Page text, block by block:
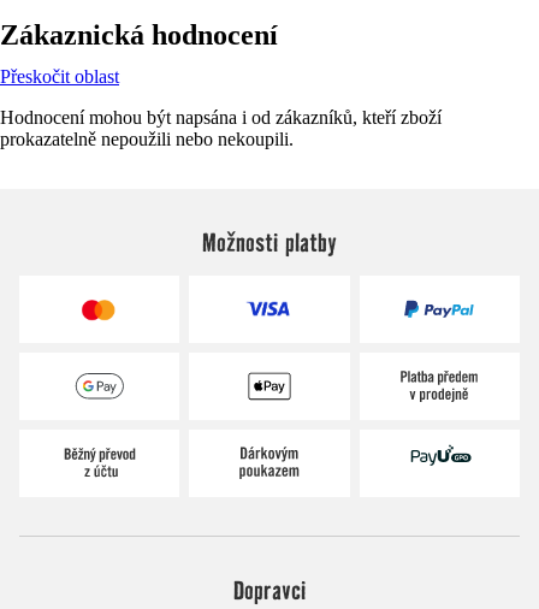
Zákaznická hodnocení
Přeskočit oblast
Hodnocení mohou být napsána i od zákazníků, kteří zboží
prokazatelně nepoužili nebo nekoupili.
Možnosti platby
Dopravci